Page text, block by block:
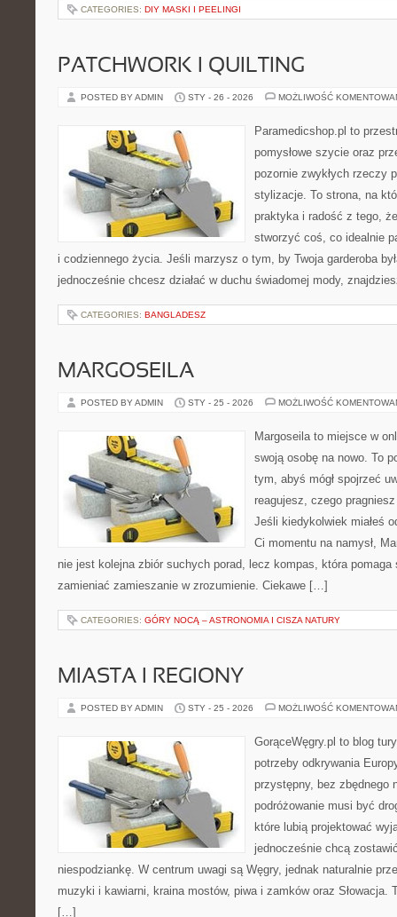
CATEGORIES: DIY MASKI I PEELINGI
PATCHWORK I QUILTING
POSTED BY ADMIN STY - 26 - 2026 MOŻLIWOŚĆ
Paramedicshop.pl to
pomysłowe szycie oraz
pozornie zwykłych rzeczy
stylizacje. To strona, na
praktyka i radość z tego,
stworzyć coś, co idealnie
i codziennego życia. Jeśli marzysz o tym, by Twoja garderoba
jednocześnie chcesz działać w duchu świadomej mody,
CATEGORIES: BANGLADESZ
MARGOSEILA
POSTED BY ADMIN STY - 25 - 2026 MOŻLIWOŚĆ
Margoseila to miejsce w
swoją osobę na nowo. To
tym, abyś mógł spojrzeć
reagujesz, czego
Jeśli kiedykolwiek miałeś
Ci momentu na namysł,
nie jest kolejna zbiór suchych porad, lecz kompas, która
zamieniać zamieszanie w zrozumienie. Ciekawe […]
CATEGORIES: GÓRY NOCĄ – ASTRONOMIA I CISZA NATURY
MIASTA I REGIONY
POSTED BY ADMIN STY - 25 - 2026 MOŻLIWOŚĆ
GorąceWęgry.pl to blog
potrzeby odkrywania
przystępny, bez zbędnego
podróżowanie musi być
które lubią projektować
jednocześnie chcą
niespodziankę. W centrum uwagi są Węgry, jednak naturalnie
muzyki i kawiarni, kraina mostów, piwa i zamków oraz Słowacja.
[…]